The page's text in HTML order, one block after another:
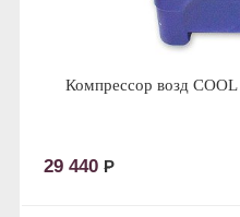
Компрессор возд
29 440 Р